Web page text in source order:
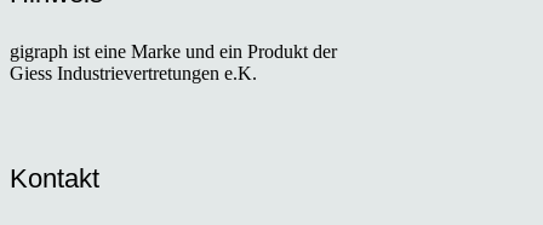
gigraph ist eine Marke und ein Produkt der
Giess Industrievertretungen e.K.
Kontakt